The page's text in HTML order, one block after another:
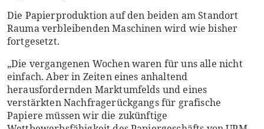
Die Papierproduktion auf den beiden am Standort
Rauma verbleibenden Maschinen wird wie bisher
fortgesetzt.
„Die vergangenen Wochen waren für uns alle nicht
einfach. Aber in Zeiten eines anhaltend
herausfordernden Marktumfelds und eines
verstärkten Nachfragerückgangs für grafische
Papiere müssen wir die zukünftige